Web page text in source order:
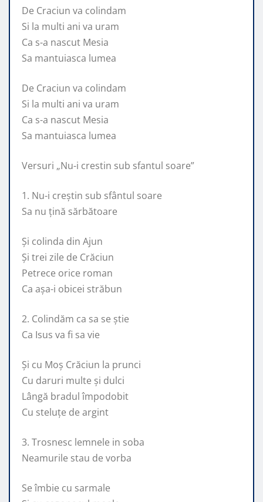
De Craciun va colindam
Si la multi ani va uram
Ca s-a nascut Mesia
Sa mantuiasca lumea
De Craciun va colindam
Si la multi ani va uram
Ca s-a nascut Mesia
Sa mantuiasca lumea
Versuri „Nu-i crestin sub sfantul soare”
1. Nu-i creștin sub sfântul soare
Sa nu țină sărbătoare
Și colinda din Ajun
Și trei zile de Crăciun
Petrece orice roman
Ca așa-i obicei străbun
2. Colindăm ca sa se știe
Ca Isus va fi sa vie
Și cu Moș Crăciun la prunci
Cu daruri multe și dulci
Lângă bradul împodobit
Cu steluțe de argint
3. Trosnesc lemnele in soba
Neamurile stau de vorba
Se îmbie cu sarmale